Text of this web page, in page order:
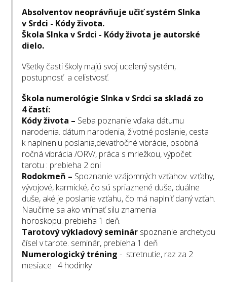
Absolventov neoprávňuje učiť systém Slnka
v Srdci - Kódy života.
Škola Slnka v Srdci - Kódy života je autorské
dielo.
Všetky časti školy majú svoj ucelený systém,
postupnosť a celistvosť.
Škola numerológie Slnka v Srdci sa skladá zo
4 častí:
Kódy života – Seba poznanie vďaka dátumu
narodenia. dátum narodenia, životné poslanie, cesta
k naplneniu poslania,deväťročné vibrácie, osobná
ročná vibrácia /ORV/, práca s mriežkou, výpočet
tarotu : prebieha 2 dni
Rodokmeň – Spoznanie vzájomných vzťahov. vzťahy,
vývojové, karmické, čo sú spriaznené duše, duálne
duše, aké je poslanie vzťahu, čo má naplniť daný vzťah.
Naučíme sa ako vnímať silu znamenia
horoskopu. prebieha 1 deň.
Tarotový výkladový seminár spoznanie archetypu
čísel v tarote. seminár, prebieha 1 deň
Numerologický tréning - stretnutie, raz za 2
mesiace 4 hodinky